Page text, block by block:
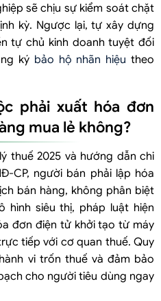
sẽ chịu sự kiểm soát chặt
kỳ. Ngược lại, tự xây dựng
tự chủ kinh doanh tuyệt đối
ký bảo hộ nhãn hiệu theo
phải xuất hóa đơn
mua lẻ không?
thuế 2025 và hướng dẫn chi
CP, người bán phải lập hóa
bán hàng, không phân biệt
siêu thị, pháp luật hiện
đơn điện tử khởi tạo từ máy
tiếp với cơ quan thuế. Quy
vi trốn thuế và đảm bảo
cho người tiêu dùng ngay